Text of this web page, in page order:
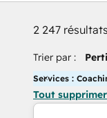
2 247
Trier par :
Services :
Tout supprimer